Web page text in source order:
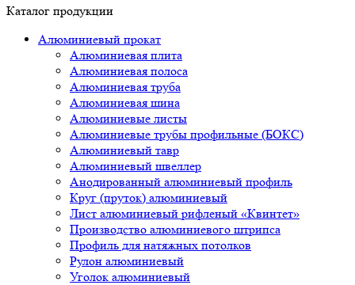
Каталог продукции
Алюминиевый прокат
Алюминиевая плита
Алюминиевая полоса
Алюминиевая труба
Алюминиевая шина
Алюминиевые листы
Алюминиевые трубы профильные (БОКС)
Алюминиевый тавр
Алюминиевый швеллер
Анодированный алюминиевый профиль
Круг (пруток) алюминиевый
Лист алюминиевый рифленый «Квинтет»
Производство алюминиевого штрипса
Профиль для натяжных потолков
Рулон алюминиевый
Уголок алюминиевый